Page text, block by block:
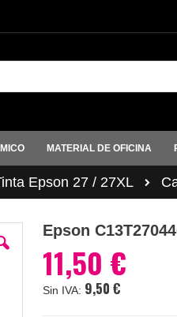
MATERIAL DE OFICINA
Epson 27 / 27XL
Epson
11,50 €
9,50 €